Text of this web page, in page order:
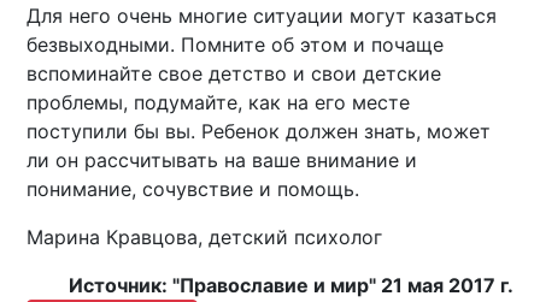
Для него очень многие ситуации могут казаться
безвыходными. Помните об этом и почаще
вспоминайте свое детство и свои детские
проблемы, подумайте, как на его месте
поступили бы вы. Ребенок должен знать, может
ли он рассчитывать на ваше внимание и
понимание, сочувствие и помощь.
Марина Кравцова, детский психолог
Источник: "Православие и мир" 21 мая 2017 г.